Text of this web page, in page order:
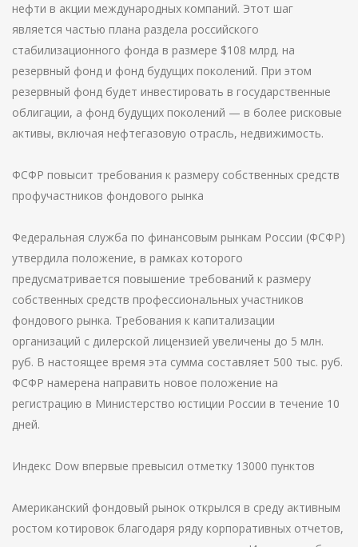
нефти в акции международных компаний. Этот шаг
является частью плана раздела российского
стабилизационного фонда в размере $108 млрд. на
резервный фонд и фонд будущих поколений. При этом
резервный фонд будет инвестировать в государственные
облигации, а фонд будущих поколений — в более рисковые
активы, включая нефтегазовую отрасль, недвижимость.
ФСФР повысит требования к размеру собственных средств
профучастников фондового рынка
Федеральная служба по финансовым рынкам России (ФСФР)
утвердила положение, в рамках которого
предусматривается повышение требований к размеру
собственных средств профессиональных участников
фондового рынка. Требования к капитализации
организаций с дилерской лицензией увеличены до 5 млн.
руб. В настоящее время эта сумма составляет 500 тыс. руб.
ФСФР намерена направить новое положение на
регистрацию в Министерство юстиции России в течение 10
дней.
Индекс Dow впервые превысил отметку 13000 пунктов
Американский фондовый рынок открылся в среду активным
ростом котировок благодаря ряду корпоративных отчетов,